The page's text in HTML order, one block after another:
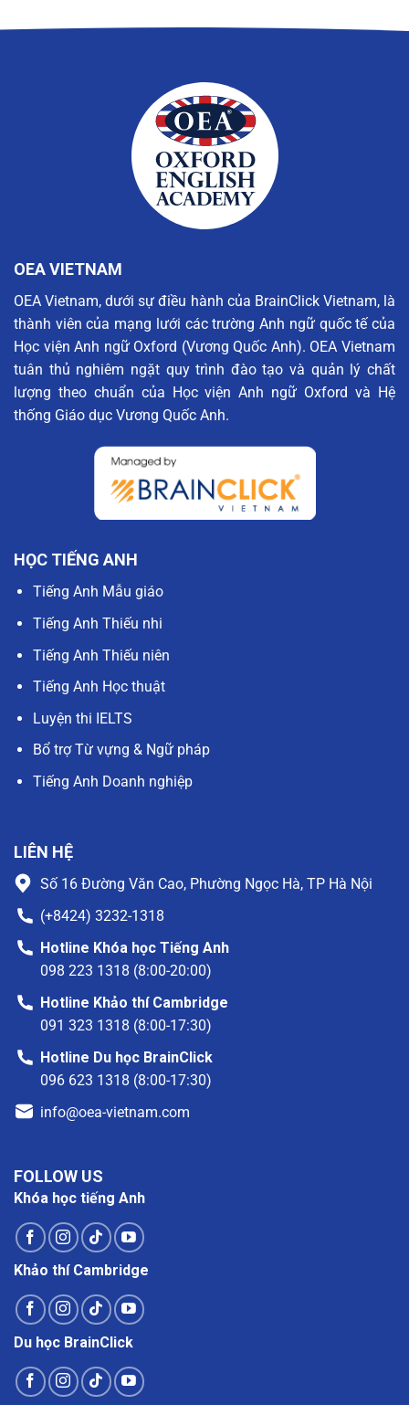
OEA VIETNAM
OEA Vietnam, dưới sự điều hành của BrainClick Vietnam, là
thành viên của mạng lưới các trường Anh ngữ quốc tế của
Học viện Anh ngữ Oxford (Vương Quốc Anh). OEA Vietnam
tuân thủ nghiêm ngặt quy trình đào tạo và quản lý chất
lượng theo chuẩn của Học viện Anh ngữ Oxford và Hệ
thống Giáo dục Vương Quốc Anh.
HỌC TIẾNG ANH
Tiếng Anh Mẫu giáo
Tiếng Anh Thiếu nhi
Tiếng Anh Thiếu niên
Tiếng Anh Học thuật
Luyện thi IELTS
Bổ trợ Từ vựng & Ngữ pháp
Tiếng Anh Doanh nghiệp
LIÊN HỆ
Số 16 Đường Văn Cao, Phường Ngọc Hà, TP Hà Nội
(+8424) 3232-1318
Hotline Khóa học Tiếng Anh
098 223 1318 (8:00-20:00)
Hotline Khảo thí Cambridge
091 323 1318 (8:00-17:30)
Hotline Du học BrainClick
096 623 1318 (8:00-17:30)
info@oea-vietnam.com
FOLLOW US
Khóa học tiếng Anh
Khảo thí Cambridge
Du học BrainClick